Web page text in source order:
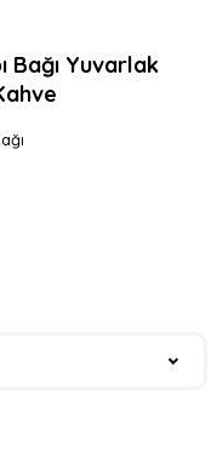
Bağı Yuvarlak